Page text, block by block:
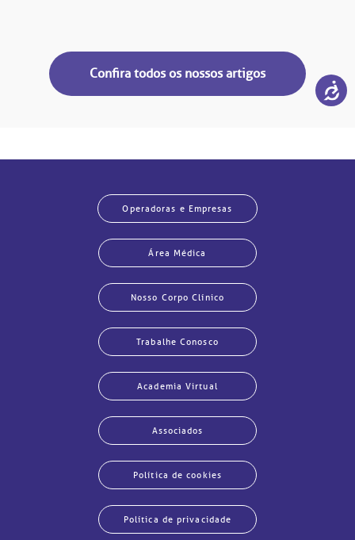
Confira todos os nossos artigos
Operadoras e Empresas
Área Médica
Nosso Corpo Clínico
Trabalhe Conosco
Academia Virtual
Associados
Política de cookies
Política de privacidade